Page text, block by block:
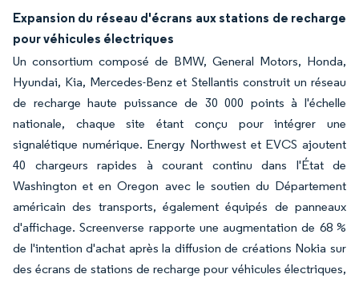
Expansion du réseau d'écrans aux stations de recharge
pour véhicules électriques
Un consortium composé de BMW, General Motors, Honda,
Hyundai, Kia, Mercedes-Benz et Stellantis construit un réseau
de recharge haute puissance de 30 000 points à l'échelle
nationale, chaque site étant conçu pour intégrer une
signalétique numérique. Energy Northwest et EVCS ajoutent
40 chargeurs rapides à courant continu dans l'État de
Washington et en Oregon avec le soutien du Département
américain des transports, également équipés de panneaux
d'affichage. Screenverse rapporte une augmentation de 68 %
de l'intention d'achat après la diffusion de créations Nokia sur
des écrans de stations de recharge pour véhicules électriques,